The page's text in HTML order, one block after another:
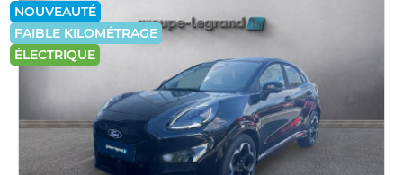
NOUVEAUTÉ
FAIBLE KILOMÉTRAGE
ÉLECTRIQUE